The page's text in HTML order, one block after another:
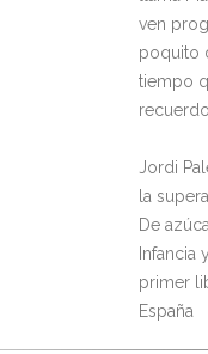
ven
poquito
tiempo
Jordi
la
De
Infancia
primer
España